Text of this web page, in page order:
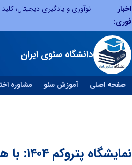
اخبار
فوری:
نوآوری و یادگیری دیجیتال؛
دانشگاه سئوی ایران
صفحه اصلی آموزش سئو مشاوره